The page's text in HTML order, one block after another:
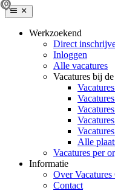
Werkzoekend
Direct
Inloggen
Alle vacatures
Vacatures bij
Alle
Vacatures per
Informatie
Over
Contact